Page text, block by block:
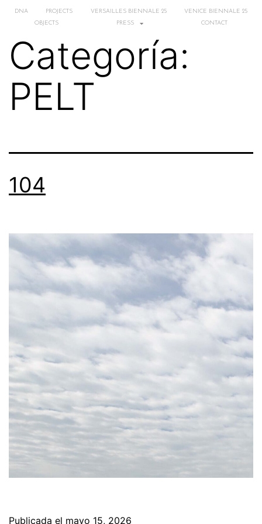
DNA PROJECTS VERSAILLES BIENNALE 25
VENICE BIENNALE 25
OBJECTS
PRESS CONTACT
Categoría:
PELT
104
Publicada el mayo 15, 2026